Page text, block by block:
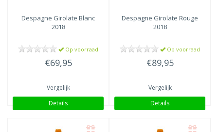
Despagne Girolate Blanc
2018
Op voorraad
€69,95
Vergelijk
Details
Despagne Girolate Rouge
2018
Op voorraad
€89,95
Vergelijk
Details